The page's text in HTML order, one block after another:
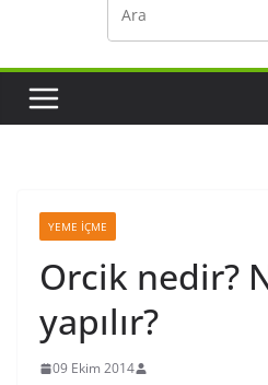
YEME İÇME
Orcik nedir?
yapılır?
09 Ekim 2014